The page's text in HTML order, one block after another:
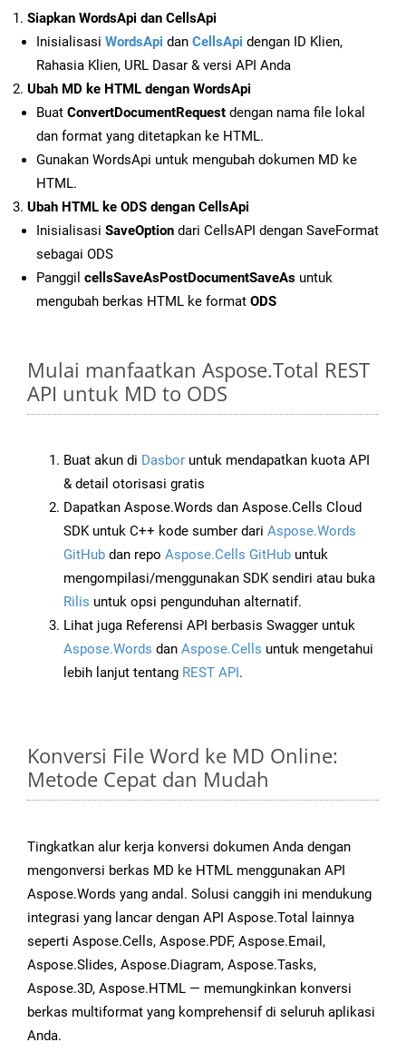
Siapkan WordsApi dan CellsApi
Inisialisasi WordsApi dan CellsApi dengan ID Klien,
Rahasia Klien, URL Dasar & versi API Anda
Ubah MD ke HTML dengan WordsApi
Buat ConvertDocumentRequest dengan nama file lokal
dan format yang ditetapkan ke HTML.
Gunakan WordsApi untuk mengubah dokumen MD ke
HTML.
Ubah HTML ke ODS dengan CellsApi
Inisialisasi SaveOption dari CellsAPI dengan SaveFormat
sebagai ODS
Panggil cellsSaveAsPostDocumentSaveAs untuk
mengubah berkas HTML ke format ODS
Mulai manfaatkan Aspose.Total REST
API untuk MD to ODS
Buat akun di Dasbor untuk mendapatkan kuota API
& detail otorisasi gratis
Dapatkan Aspose.Words dan Aspose.Cells Cloud
SDK untuk C++ kode sumber dari Aspose.Words
GitHub dan repo Aspose.Cells GitHub untuk
mengompilasi/menggunakan SDK sendiri atau buka
Rilis untuk opsi pengunduhan alternatif.
Lihat juga Referensi API berbasis Swagger untuk
Aspose.Words dan Aspose.Cells untuk mengetahui
lebih lanjut tentang REST API.
Konversi File Word ke MD Online:
Metode Cepat dan Mudah
Tingkatkan alur kerja konversi dokumen Anda dengan
mengonversi berkas MD ke HTML menggunakan API
Aspose.Words yang andal. Solusi canggih ini mendukung
integrasi yang lancar dengan API Aspose.Total lainnya
seperti Aspose.Cells, Aspose.PDF, Aspose.Email,
Aspose.Slides, Aspose.Diagram, Aspose.Tasks,
Aspose.3D, Aspose.HTML — memungkinkan konversi
berkas multiformat yang komprehensif di seluruh aplikasi
Anda.